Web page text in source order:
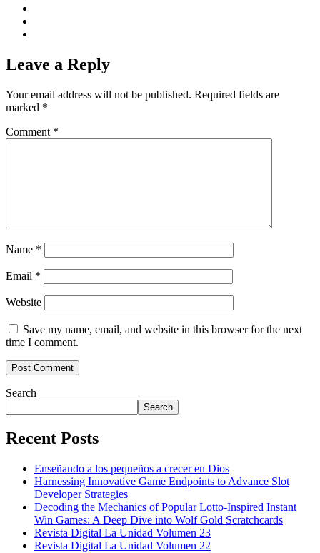
Leave a Reply
Your email address will not be published. Required fields are
marked *
Comment *
Name *
Email *
Website
Save my name, email, and website in this browser for the next
time I comment.
Search
Search
Recent Posts
Enseñando a los pequeños a crecer en Dios
Harnessing Innovative Game Endpoints to Advance Slot
Developer Strategies
Decoding the Mechanics of Popular Lotto-Inspired Instant
Win Games: A Deep Dive into Wolf Gold Scratchcards
Revista Digital La Unidad Volumen 23
Revista Digital La Unidad Volumen 22